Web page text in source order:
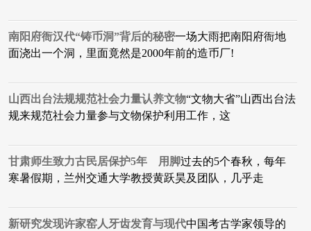
南阳府衙汉代“铸币洞”背后的秘密一场大雨把南阳府衙地
面浇出一个洞，里面竟然是2000年前的造币厂!
山西出台法规规范社会力量认养文物“文物大省”山西出台法
规来规范社会力量参与文物保护利用工作，这
甘肃师生致力古民居保护5年 用脚过去的5个春秋，每年
寒暑假期，兰州交通大学教授黄跃昊及团队，几乎走
新研究发现许家窑人牙齿发育与现代​中国考古学家领导的